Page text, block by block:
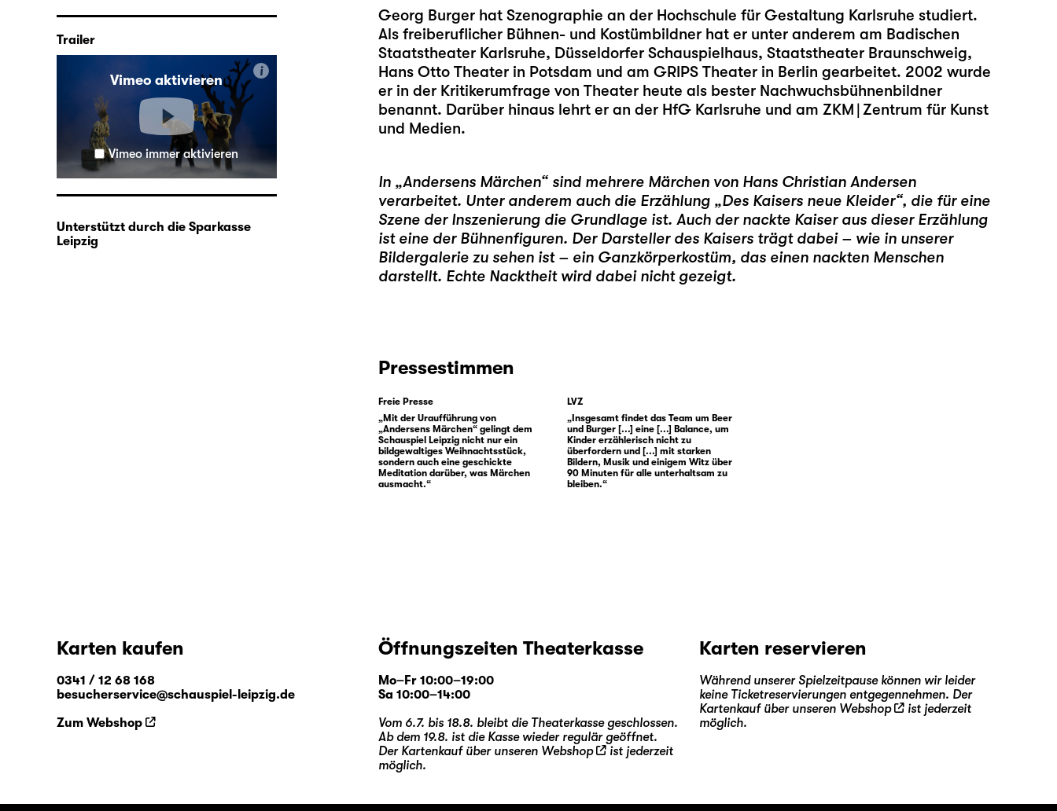
Georg Burgerhat Szenographie an der Hochschule für Gestaltung Karlsruhe studiert.
Als freiberuflicher Bühnen- und Kostümbildner hat er unter anderem am Badischen
Staatstheater Karlsruhe, Düsseldorfer Schauspielhaus, Staatstheater Braunschweig,
Hans Otto Theater in Potsdam und am GRIPS Theater in Berlin gearbeitet. 2002 wurde
er in der Kritikerumfrage von Theater heute als bester Nachwuchsbühnenbildner
benannt. Darüber hinaus lehrt er an der HfG Karlsruhe und am ZKM | Zentrum für Kunst
und Medien.
In „Andersens Märchen“ sind mehrere Märchen von Hans Christian Andersen
verarbeitet. Unter anderem auch die Erzählung „Des Kaisers neue Kleider“, die für eine
Szene der Inszenierung die Grundlage ist. Auch der nackte Kaiser aus dieser Erzählung
ist eine der Bühnenfiguren. Der Darsteller des Kaisers trägt dabei – wie in unserer
Bildergalerie zu sehen ist – ein Ganzkörperkostüm, das einen nackten Menschen
darstellt. Echte Nacktheit wird dabei nicht gezeigt.
Pressestimmen
Freie Presse
„Mit der Uraufführung von
„Andersens Märchen“ gelingt dem
Schauspiel Leipzig nicht nur ein
bildgewaltiges Weihnachtsstück,
sondern auch eine geschickte
Meditation darüber, was Märchen
ausmacht.“
LVZ
„Insgesamt findet das Team um Beer
und Burger [...] eine [...] Balance, um
Kinder erzählerisch nicht zu
überfordern und[...]mit starken
Bildern, Musik und einigem Witz über
90 Minuten für alle unterhaltsam zu
bleiben.“
Trailer
Vimeo aktivieren
i
Vimeo immer aktivieren
Unterstützt durch die Sparkasse
Leipzig
Karten kaufen
0341 / 12 68 168
besucherservice@schauspiel-leipzig.de
Zum Webshop
Öffnungszeiten Theaterkasse
Mo–Fr 10:00–19:00
Sa 10:00–14:00
Vom 6.7. bis 18.8. bleibt die Theaterkasse geschlossen.
Ab dem 19.8. ist die Kasse wieder regulär geöffnet.
Der Kartenkauf über unseren Webshop
ist jederzeit
möglich.
Karten reservieren
Während unserer Spielzeitpause können wir leider
keine Ticketreservierungen entgegennehmen. Der
Kartenkauf über unseren Webshop
ist jederzeit
möglich.